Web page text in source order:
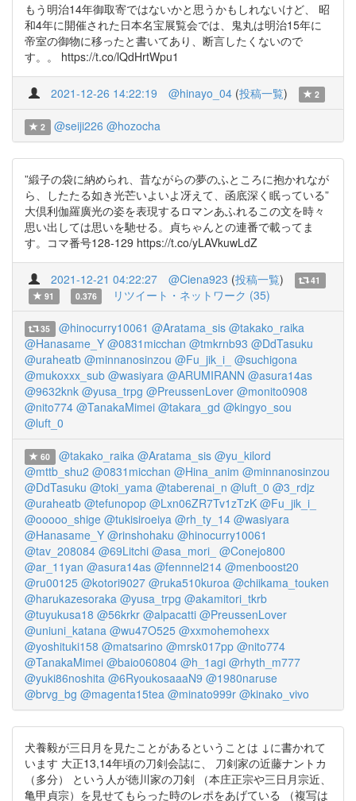
もう明治14年御取寄ではないかと思うかもしれないけど、 昭
和4年に開催された日本名宝展覧会では、鬼丸は明治15年に
帝室の御物に移ったと書いてあり、断言したくないので
す。。 https://t.co/lQdHrtWpu1
2021-12-26 14:22:19 @hinayo_04 (投稿一覧) 2
2 @seiji226 @hozocha
”緞子の袋に納められ、昔ながらの夢のふところに抱かれなが
ら、したたる如き光芒いよいよ冴えて、函底深く眠っている”
大倶利伽羅廣光の姿を表現するロマンあふれるこの文を時々
思い出しては思いを馳せる。貞ちゃんとの連番で載ってま
す。コマ番号128-129 https://t.co/yLAVkuwLdZ
2021-12-21 04:22:27 @Ciena923 (投稿一覧)
41
91
0.376 リツイート・ネットワーク (35)
35 @hinocurry10061 @Aratama_sis @takako_raika
@Hanasame_Y @0831micchan @tmkrnb93 @DdTasuku
@uraheatb @minnanosinzou @Fu_jik_i_ @suchigona
@mukoxxx_sub @wasiyara @ARUMIRANN @asura14as
@9632knk @yusa_trpg @PreussenLover @monito0908
@nito774 @TanakaMimei @takara_gd @kingyo_sou
@luft_0
60 @takako_raika @Aratama_sis @yu_kilord
@mttb_shu2 @0831micchan @Hina_anim @minnanosinzou
@DdTasuku @toki_yama @taberenai_n @luft_0 @3_rdjz
@uraheatb @tefunopop @Lxn06ZR7Tv1zTzK @Fu_jik_i_
@ooooo_shige @tukisiroeiya @rh_ty_14 @wasiyara
@Hanasame_Y @rinshohaku @hinocurry10061
@tav_208084 @69Litchi @asa_mori_ @Conejo800
@ar_11yan @asura14as @fennnel214 @menboost20
@ru00125 @kotori9027 @ruka510kuroa @chiikama_touken
@harukazesoraka @yusa_trpg @akamitori_tkrb
@tuyukusa18 @56krkr @alpacatti @PreussenLover
@uniuni_katana @wu47O525 @xxmohemohexx
@yoshituki158 @matsarino @mrsk017pp @nito774
@TanakaMimei @baio060804 @h_1agi @rhyth_m777
@yuki86noshita @6RyoukosaaaN9 @1980naruse
@brvg_bg @magenta15tea @minato999r @kinako_vivo
犬養毅が三日月を見たことがあるということは ↓に書かれて
います 大正13,14年頃の刀剣会誌に、 刀剣家の近藤ナントカ
（多分） という人が徳川家の刀剣 （本庄正宗や三日月宗近、
亀甲貞宗）を見せてもらった時のレポをあげている （複写は